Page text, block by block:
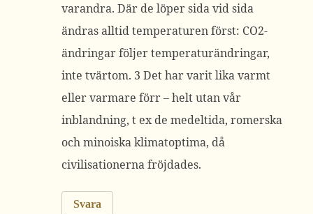
varandra. Där de löper sida vid sida
ändras alltid temperaturen först: CO2-
ändringar följer temperaturändringar,
inte tvärtom. 3 Det har varit lika varmt
eller varmare förr – helt utan vår
inblandning, t ex de medeltida, romerska
och minoiska klimatoptima, då
civilisationerna fröjdades.
Svara